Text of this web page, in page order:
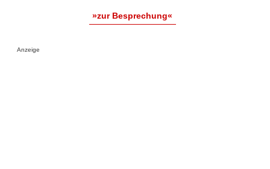
»zur Besprechung«
Anzeige